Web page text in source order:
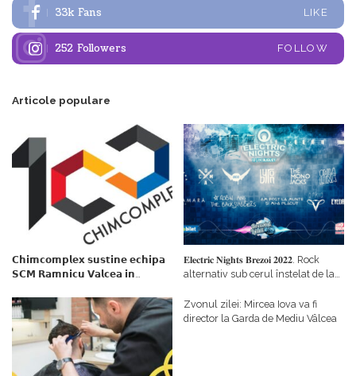
33k Fans LIKE
252 Followers FOLLOW
Articole populare
𝗖𝗵𝗶𝗺𝗰𝗼𝗺𝗽𝗹𝗲𝘅 𝘀𝘂𝘀𝘁𝗶𝗻𝗲 𝗲𝗰𝗵𝗶𝗽𝗮
𝗦𝗖𝗠 𝗥𝗮𝗺𝗻𝗶𝗰𝘂 𝗩𝗮𝗹𝗰𝗲𝗮 𝗶𝗻
𝗳𝗶𝗻𝗮𝗻𝘁𝗮𝘁𝗼𝗿
𝐄𝐥𝐞𝐜𝐭𝐫𝐢𝐜 𝐍𝐢𝐠𝐡𝐭𝐬 𝐁𝐫𝐞𝐳𝐨𝐢 𝟐𝟎𝟐𝟐. Rock
alternativ sub cerul înstelat de la
Zvonul zilei: Mircea Iova va fi
director la Garda de Mediu Vâlcea